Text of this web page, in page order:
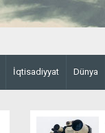
İqtisadiyyat Dünya